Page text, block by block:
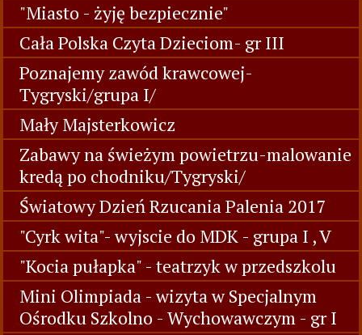
"Miasto - żyję bezpiecznie"
Cała Polska Czyta Dzieciom- gr III
Poznajemy zawód krawcowej-
Tygryski/grupa I/
Mały Majsterkowicz
Zabawy na świeżym powietrzu-malowanie
kredą po chodniku/Tygryski/
Światowy Dzień Rzucania Palenia 2017
"Cyrk wita"- wyjscie do MDK - grupa I , V
"Kocia pułapka" - teatrzyk w przedszkolu
Mini Olimpiada - wizyta w Specjalnym
Ośrodku Szkolno - Wychowawczym - gr I